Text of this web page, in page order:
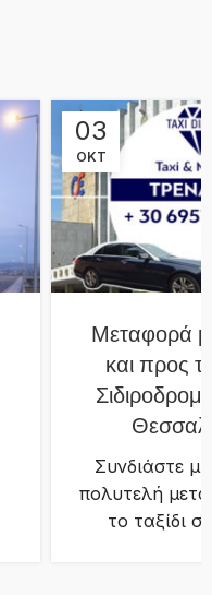
03
ΟΚΤ
Μεταφορά
και προς
Συνδιάστε
πολυτελή
το ταξίδι